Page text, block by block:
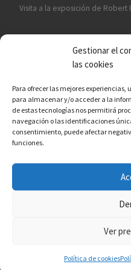
Gestionar el
las cookies
Para ofrecer las mejores
para almacenar y/o acceder a la
de estas tecnologías nos permitirá
navegación o las identificaciones
consentimiento, puede afectar
funciones.
Ver
Política de cookies
Visita a la exposición de Robert
¡ASÓCIATE A CÁMARA EN
© 2026Asociación